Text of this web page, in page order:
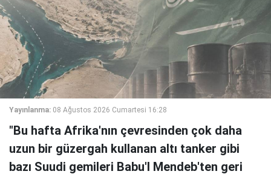
Yayınlanma: 08 Ağustos 2026 Cumartesi 16:28
"Bu hafta Afrika'nın çevresinden çok daha
uzun bir güzergah kullanan altı tanker gibi
bazı Suudi gemileri Babu'l Mendeb'ten geri